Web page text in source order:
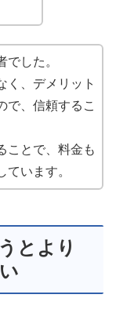
した。
く、デメリット
で、信頼するこ
ことで、料金も
います。
とより